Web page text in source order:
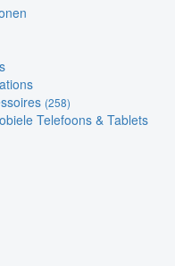
(258)
Telefoons & Tablets